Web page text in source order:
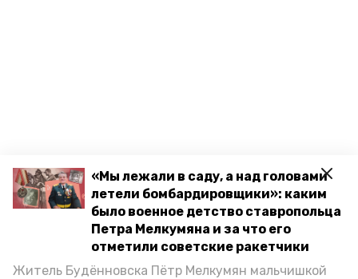
«Мы лежали в саду, а над головами
летели бомбардировщики»: каким
было военное детство ставропольца
Петра Мелкумяна и за что его
отметили советские ракетчики
Житель Будённовска Пётр Мелкумян мальчишкой